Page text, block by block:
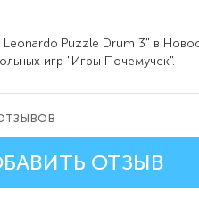
Puzzle Drum 3" в
игр "Игры Почемучек".
ОТЗЫВ